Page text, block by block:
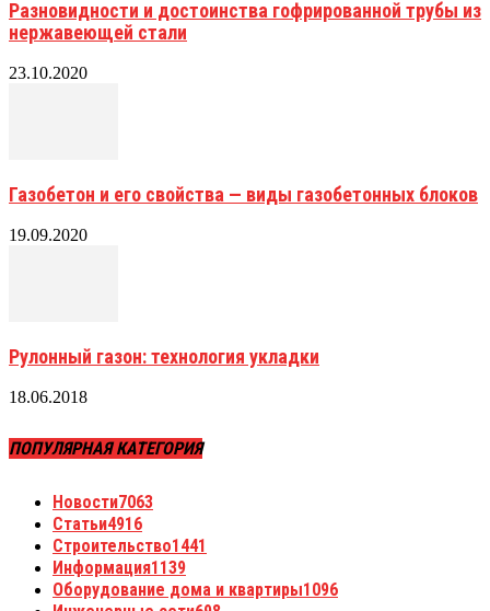
Разновидности и достоинства гофрированной трубы из
нержавеющей стали
23.10.2020
Газобетон и его свойства — виды газобетонных блоков
19.09.2020
Рулонный газон: технология укладки
18.06.2018
ПОПУЛЯРНАЯ КАТЕГОРИЯ
Новости7063
Статьи4916
Строительство1441
Информация1139
Оборудование дома и квартиры1096